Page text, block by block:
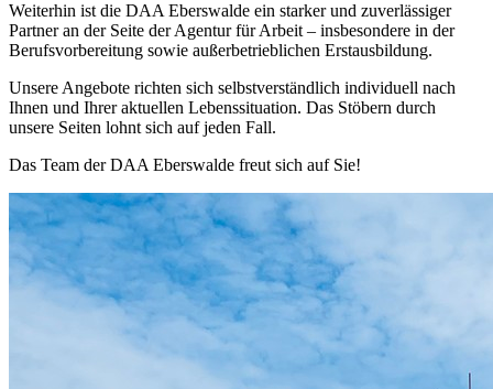
Weiterhin ist die DAA Eberswalde ein starker und zuverlässiger
Partner an der Seite der Agentur für Arbeit – insbesondere in der
Berufsvorbereitung sowie außerbetrieblichen Erstausbildung.
Unsere Angebote richten sich selbstverständlich individuell nach
Ihnen und Ihrer aktuellen Lebenssituation. Das Stöbern durch
unsere Seiten lohnt sich auf jeden Fall.
Das Team der DAA Eberswalde freut sich auf Sie!